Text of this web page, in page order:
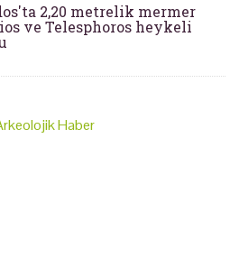
2,20 metrelik mermer
ve Telesphoros heykeli